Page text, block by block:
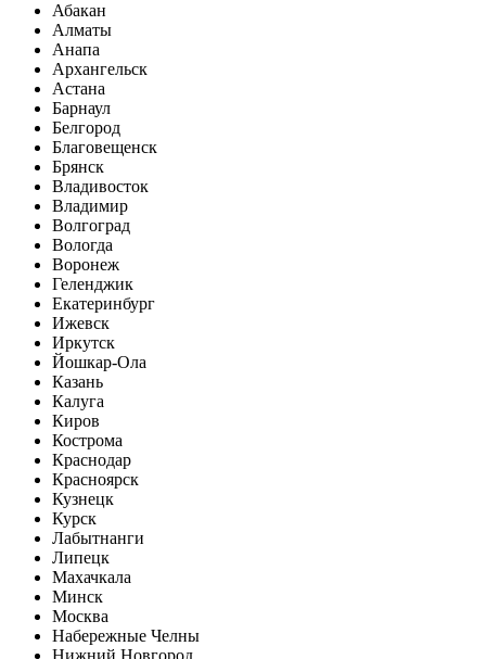
Абакан
Алматы
Анапа
Архангельск
Астана
Барнаул
Белгород
Благовещенск
Брянск
Владивосток
Владимир
Волгоград
Вологда
Воронеж
Геленджик
Екатеринбург
Ижевск
Иркутск
Йошкар-Ола
Казань
Калуга
Киров
Кострома
Краснодар
Красноярск
Кузнецк
Курск
Лабытнанги
Липецк
Махачкала
Минск
Москва
Набережные Челны
Нижний Новгород